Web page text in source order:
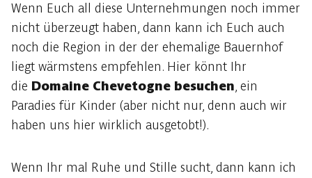
Wenn Euch all diese Unternehmungen noch immer
nicht überzeugt haben, dann kann ich Euch auch
noch die Region in der der ehemalige Bauernhof
liegt wärmstens empfehlen. Hier könnt Ihr
die Domaine Chevetogne besuchen , ein
Paradies für Kinder (aber nicht nur, denn auch wir
haben uns hier wirklich ausgetobt!).
Wenn Ihr mal Ruhe und Stille sucht, dann kann ich